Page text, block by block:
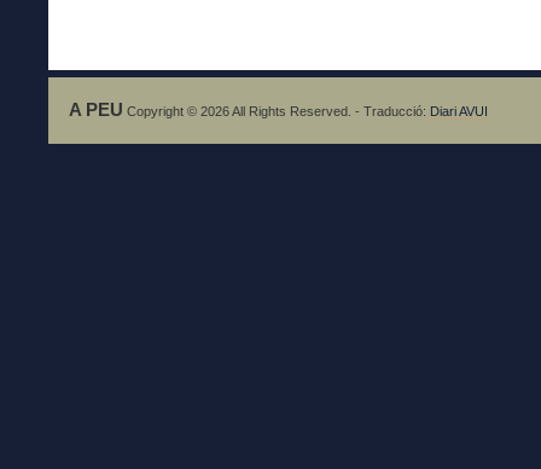
A PEU Copyright © 2026 All Rights Reserved. - Traducció: Diari AVUI